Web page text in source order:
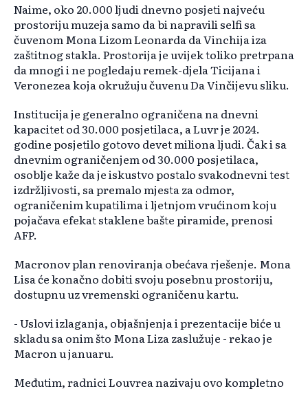
Naime, oko 20.000 ljudi dnevno posjeti najveću
prostoriju muzeja samo da bi napravili selfi sa
čuvenom Mona Lizom Leonarda da Vinchija iza
zaštitnog stakla. Prostorija je uvijek toliko pretrpana
da mnogi i ne pogledaju remek-djela Ticijana i
Veronezea koja okružuju čuvenu Da Vinčijevu sliku.
Institucija je generalno ograničena na dnevni
kapacitet od 30.000 posjetilaca, a Luvr je 2024.
godine posjetilo gotovo devet miliona ljudi. Čak i sa
dnevnim ograničenjem od 30.000 posjetilaca,
osoblje kaže da je iskustvo postalo svakodnevni test
izdržljivosti, sa premalo mjesta za odmor,
ograničenim kupatilima i ljetnjom vrućinom koju
pojačava efekat staklene bašte piramide, prenosi
AFP.
Macronov plan renoviranja obećava rješenje. Mona
Lisa će konačno dobiti svoju posebnu prostoriju,
dostupnu uz vremenski ograničenu kartu.
- Uslovi izlaganja, objašnjenja i prezentacije biće u
skladu sa onim što Mona Liza zaslužuje - rekao je
Macron u januaru.
Međutim, radnici Louvrea nazivaju ovo kompletno